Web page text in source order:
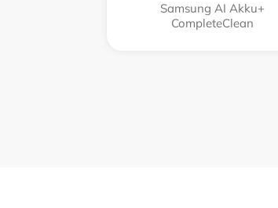
Samsung AI Akku+
CompleteClean